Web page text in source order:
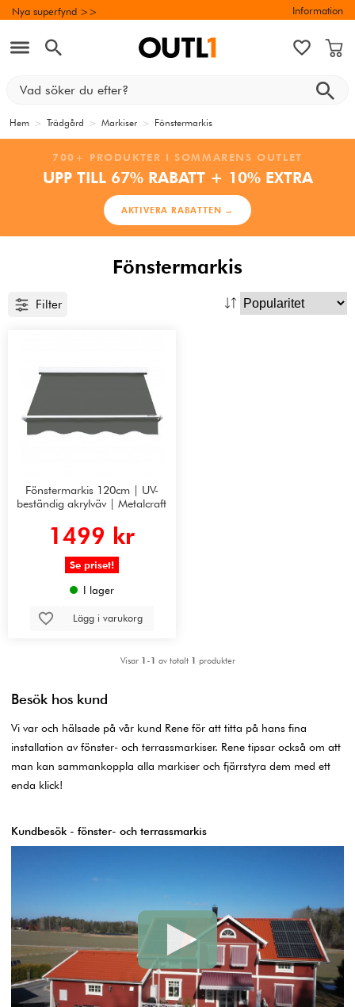
Nya superfynd >> Information
Hem > Trädgård > Markiser > Fönstermarkis
700+ PRODUKTER I SOMMARENS OUTLET
UPP TILL 67% RABATT + 10% EXTRA
AKTIVERA RABATTEN →
Fönstermarkis
Filter
Fönstermarkis 120cm | UV-
beständig akrylväv | Metalcraft
1499 kr
Se priset!
I lager
Lägg i varukorg
Visar 1-1 av totalt 1 produkter
Besök hos kund
Vi var och hälsade på vår kund Rene för att titta på hans fina
installation av fönster- och terrassmarkiser. Rene tipsar också om att
man kan sammankoppla alla markiser och fjärrstyra dem med ett
enda klick!
Kundbesök - fönster- och terrassmarkis